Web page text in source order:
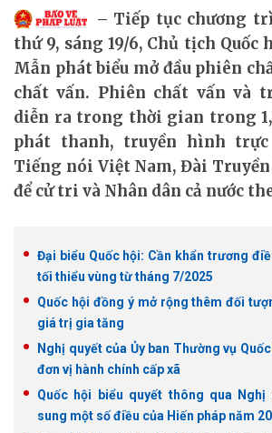
Tiếp tục chương
thứ 9, sáng 19/6, Chủ tịch Quốc
Mẫn phát biểu mở đầu phiên
chất vấn. Phiên chất vấn và
diễn ra trong thời gian trong
phát thanh, truyền hình
Tiếng nói Việt Nam, Đài
để cử tri và Nhân dân cả nước
Đại biểu Quốc hội: Cần khẩn trương
tối thiểu vùng từ tháng 7/2025
Quốc hội đồng ý mở rộng thêm đối
giá trị gia tăng
Nghị quyết của Ủy ban Thường vụ
đơn vị hành chính cấp xã
Quốc hội biểu quyết thông qua
sung một số điều của Hiến pháp năm